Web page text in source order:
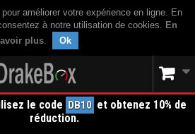
améliorer votre expérience en ligne. En
à notre utilisation de cookies. En
plus. Ok
le code DB10 et obtenez 10% de
réduction.